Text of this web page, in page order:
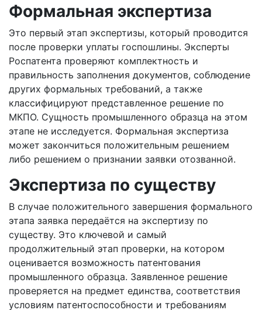
Формальная экспертиза
Это первый этап экспертизы, который проводится
после проверки уплаты госпошлины. Эксперты
Роспатента проверяют комплектность и
правильность заполнения документов, соблюдение
других формальных требований, а также
классифицируют представленное решение по
МКПО. Сущность промышленного образца на этом
этапе не исследуется. Формальная экспертиза
может закончиться положительным решением
либо решением о признании заявки отозванной.
Экспертиза по существу
В случае положительного завершения формального
этапа заявка передаётся на экспертизу по
существу. Это ключевой и самый
продолжительный этап проверки, на котором
оценивается возможность патентования
промышленного образца. Заявленное решение
проверяется на предмет единства, соответствия
условиям патентоспособности и требованиям